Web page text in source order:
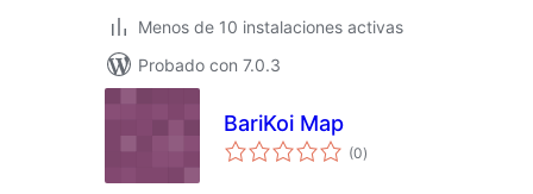
Menos de 10 instalaciones activas
Probado con 7.0.3
BariKoi Map
(0valoraciones
en
)